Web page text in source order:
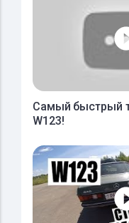
Самый быстрый
W123!